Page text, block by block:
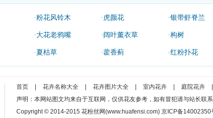
·粉花风铃木 ·虎颜花 ·银带虾脊兰
·大花老鸦嘴 ·阔叶薰衣草 ·构树
·夏枯草 ·藿香蓟 ·红粉扑花
首页 花卉名称大全 花卉图片大全 室内花卉 庭院花卉
声明：本网站图文均来自于互联网，仅供花友参考，如有冒犯请与站长联系
Copyright © 2014-2015 花粉丝网(www.huafensi.com) 京ICP备14002350